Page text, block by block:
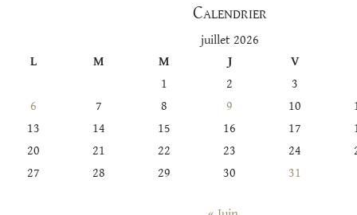
Calendrier
juillet 2026
L
M M J
V
1
2
3
6
7 8 9 10
13
14 15 16 17
20
21 22 23 24
27
28 29 30 31